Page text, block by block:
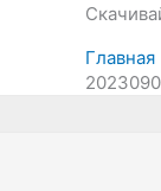
Главная